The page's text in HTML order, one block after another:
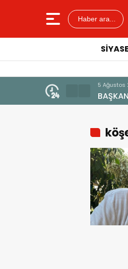
Haber ara...
MARKA DEĞERİNE ZARAR